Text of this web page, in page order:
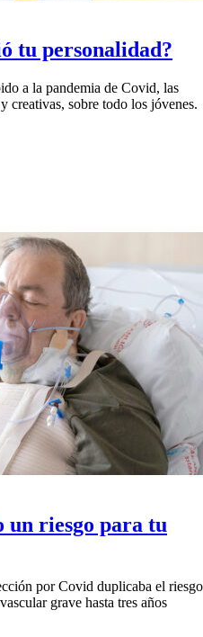
tu personalidad?
a la pandemia de Covid, las
creativas, sobre todo los jóvenes.
un riesgo para tu
por Covid duplicaba el riesgo
grave hasta tres años